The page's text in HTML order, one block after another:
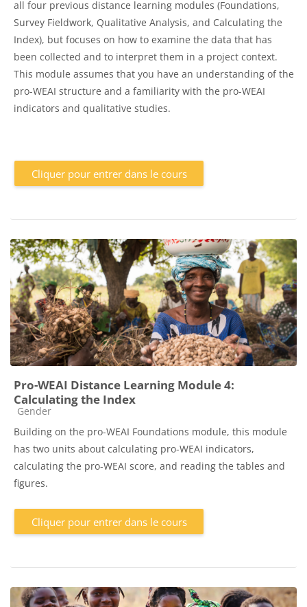
all four previous distance learning modules (Foundations,
Survey Fieldwork, Qualitative Analysis, and Calculating the
Index), but focuses on how to examine the data that has
been collected and to interpret them in a project context.
This module assumes that you have an understanding of the
pro-WEAI structure and a familiarity with the pro-WEAI
indicators and qualitative studies.
Cliquer pour entrer dans le cours
Pro-WEAI Distance Learning Module 4:
Calculating the Index
Catégorie de cours
Gender
Building on the pro-WEAI Foundations module, this module
has two units about calculating pro-WEAI indicators,
calculating the pro-WEAI score, and reading the tables and
figures.
Cliquer pour entrer dans le cours